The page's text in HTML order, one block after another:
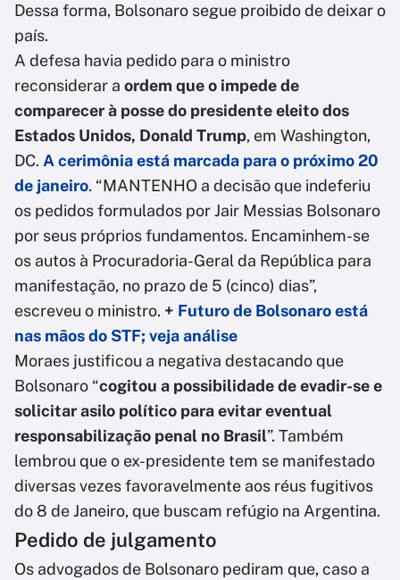
Dessa forma, Bolsonaro segue proibido de deixar o
país.
A defesa havia pedido para o ministro
reconsiderar a ordem que o impede de
comparecer à posse do presidente eleito dos
Estados Unidos, Donald Trump, em Washington,
DC. A cerimônia está marcada para o próximo 20
de janeiro. “MANTENHO a decisão que indeferiu
os pedidos formulados por Jair Messias Bolsonaro
por seus próprios fundamentos. Encaminhem-se
os autos à Procuradoria-Geral da República para
manifestação, no prazo de 5 (cinco) dias”,
escreveu o ministro. + Futuro de Bolsonaro está
nas mãos do STF; veja análise
Moraes justificou a negativa destacando que
Bolsonaro “cogitou a possibilidade de evadir-se e
solicitar asilo político para evitar eventual
responsabilização penal no Brasil”. Também
lembrou que o ex-presidente tem se manifestado
diversas vezes favoravelmente aos réus fugitivos
do 8 de Janeiro, que buscam refúgio na Argentina.
Pedido de julgamento
Os advogados de Bolsonaro pediram que, caso a